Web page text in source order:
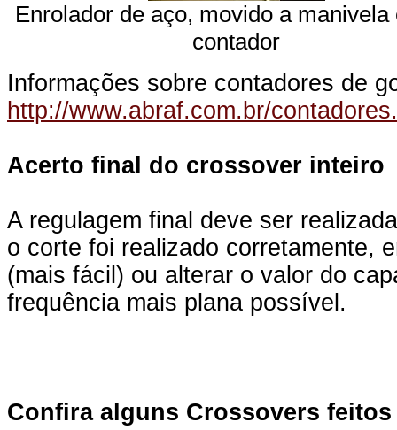
Enrolador de aço, movido a manivela
contador
Informações sobre contadores de
http://www.abraf.com.br/
Acerto final do crossover inteiro
A regulagem final deve ser
o corte foi realizado corretamente,
(mais fácil) ou alterar o valor do
frequência mais plana possível.
Confira alguns Crossovers feitos